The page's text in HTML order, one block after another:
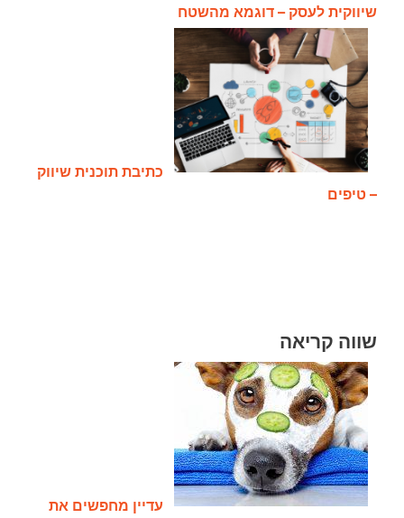
שיווקית לעסק – דוגמא מהשטח
כתיבת תוכנית שיווק
– טיפים
שווה קריאה
עדיין מחפשים את